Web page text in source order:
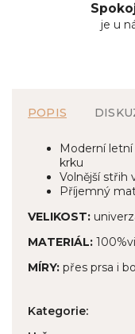
je u
POPIS
Moderní
krku
Volnější střih
Příjemný
VELIKOST:
MATERIÁL:
MÍRY: přes prsa i
Kategorie: